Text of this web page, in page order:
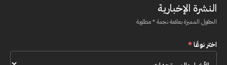
النشرة الإخبارية
الحقول المميزة بعلامة نجمة * مطلوبة
اختر نوعًا*